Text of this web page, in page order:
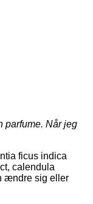
parfume. Når jeg
ficus indica
calendula
ændre sig eller